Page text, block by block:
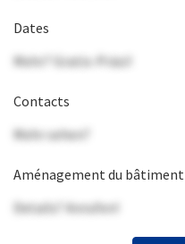
Dates
Mehr? Gratis-Präsi!
Contacts
Mehr sehen?
Aménagement du bâtiment
Details? Anrufen!